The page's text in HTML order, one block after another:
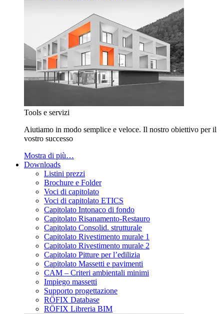
Tools e servizi
Aiutiamo in modo semplice e veloce. Il nostro obiettivo per il
vostro successo
Mostra di più…
Downloads
Listini prezzi
Brochure e Folder
Voci di capitolato
Voci di capitolato ETICS
Capitolato Intonaco di fondo
Capitolato Risanamento-Restauro
Capitolato Consolid. strutturale
Capitolato Rivestimento murale 1
Capitolato Rivestimento murale 2
Capitolato Pitture per l’edilizia
Capitolato Massetti e pavimenti
CAM – Criteri ambientali minimi
Impiego massetti
Supporto progettazione
RÖFIX Database
RÖFIX Libreria BIM